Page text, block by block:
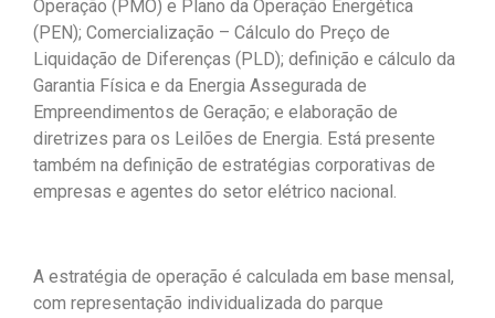
Operação (PMO) e Plano da Operação Energética
(PEN); Comercialização – Cálculo do Preço de
Liquidação de Diferenças (PLD); definição e cálculo da
Garantia Física e da Energia Assegurada de
Empreendimentos de Geração; e elaboração de
diretrizes para os Leilões de Energia. Está presente
também na definição de estratégias corporativas de
empresas e agentes do setor elétrico nacional.
A estratégia de operação é calculada em base mensal,
com representação individualizada do parque